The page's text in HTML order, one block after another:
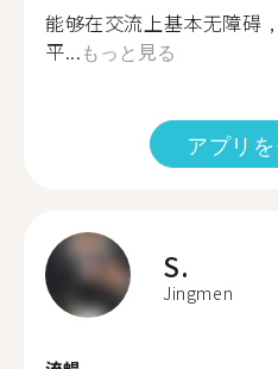
能够在交流上基本无障碍
平...もっと見る
アプリ
S.
Jingmen